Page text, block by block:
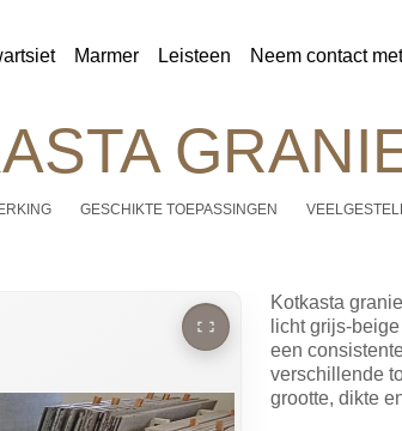
Marmer Leisteen Neem contact
GESCHIKTE TOEPASSINGEN
Kotkasta
licht grijs-
een
verschillende
grootte, dikte